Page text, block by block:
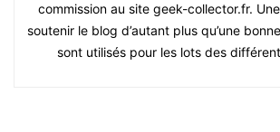
commission au site geek-collector.fr.
soutenir le blog d’autant plus qu’une
sont utilisés pour les lots des